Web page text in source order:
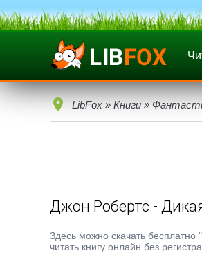
LibFox » Книги »
Джон Робертс -
Здесь можно скачать
читать книгу онлайн без